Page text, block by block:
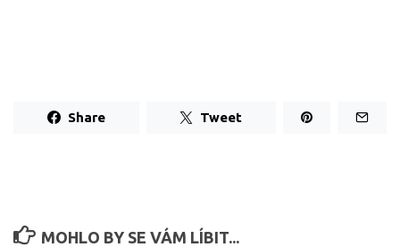
Share Tweet
MOHLO BY SE VÁM LÍBIT...